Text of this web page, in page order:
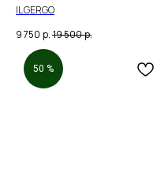
IL GERGO
9 750 р. 19 500р.
50 %